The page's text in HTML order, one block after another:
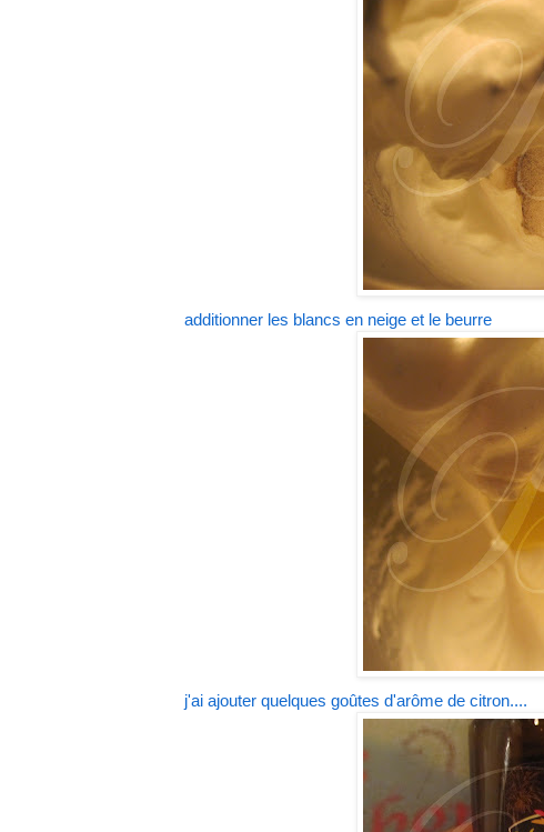
additionner les blancs en neige et le beurre
j'ai ajouter quelques goûtes d'arôme de citron....